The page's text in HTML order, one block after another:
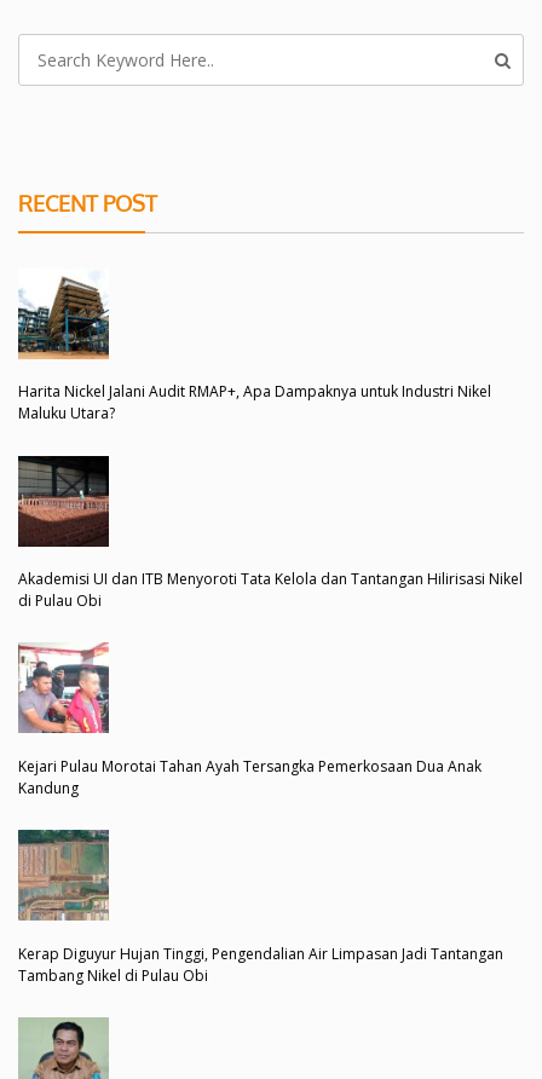
RECENT POST
Harita Nickel Jalani Audit RMAP+, Apa Dampaknya untuk Industri Nikel
Maluku Utara?
Akademisi UI dan ITB Menyoroti Tata Kelola dan Tantangan Hilirisasi Nikel
di Pulau Obi
Kejari Pulau Morotai Tahan Ayah Tersangka Pemerkosaan Dua Anak
Kandung
Kerap Diguyur Hujan Tinggi, Pengendalian Air Limpasan Jadi Tantangan
Tambang Nikel di Pulau Obi